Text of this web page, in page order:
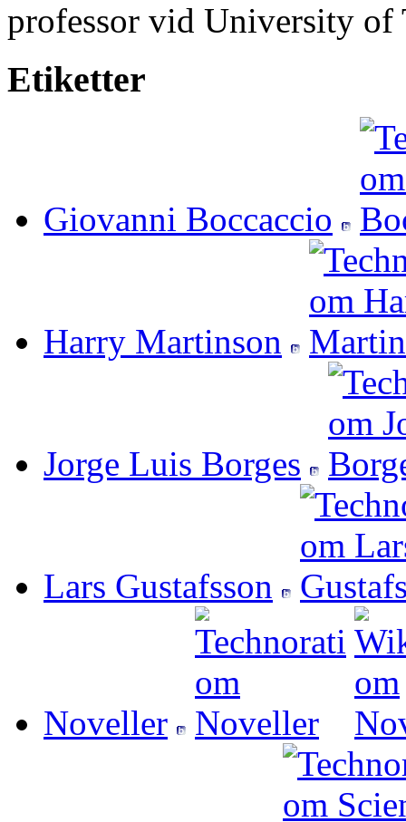
professor vid University of
Etiketter
Giovanni Boccaccio
Harry Martinson
Jorge Luis Borges
Lars Gustafsson
Noveller